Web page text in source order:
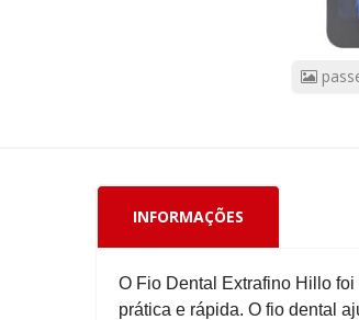
INFORMAÇÕES
O Fio Dental Extrafino Hillo
prática e rápida. O fio dental